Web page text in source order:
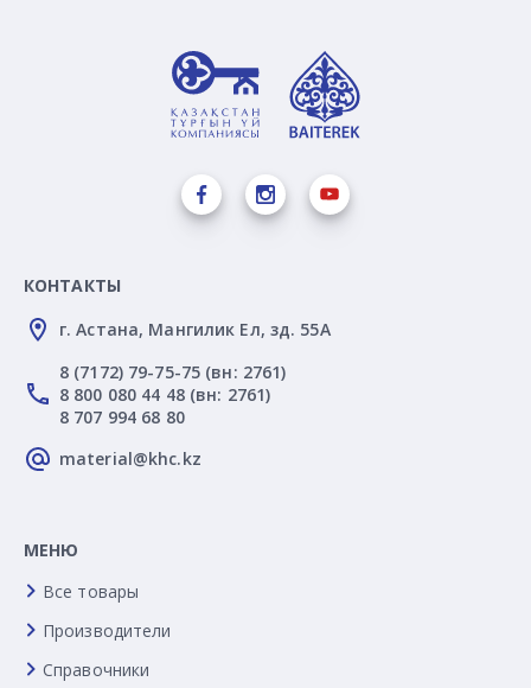
КОНТАКТЫ
г. Астана, Мангилик Ел, зд. 55А
8 (7172) 79-75-75 (вн: 2761)
8 800 080 44 48 (вн: 2761)
8 707 994 68 80
material@khc.kz
МЕНЮ
Все товары
Производители
Справочники